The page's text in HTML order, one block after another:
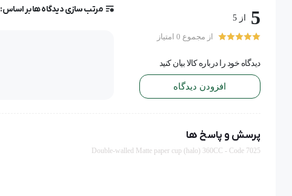
5 از 5
از مجموع 0 امتیاز
دیدگاه خود را درباره کالا بیان کنید
افزودن دیدگاه
مرتب سازی دیدگاه ها بر اساس:
پرسش و پاسخ ها
Double-walled Matte paper cup (halo) 360CC - Code 7025